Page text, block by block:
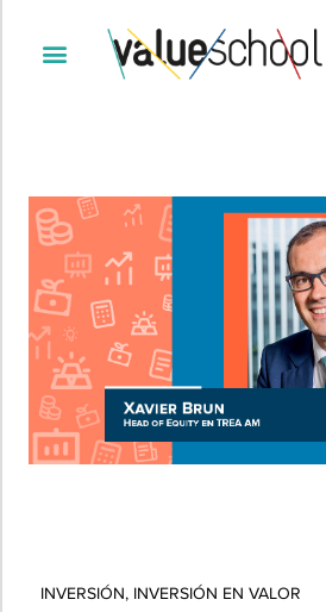
INVERSIÓN, INVERSIÓN EN VALOR